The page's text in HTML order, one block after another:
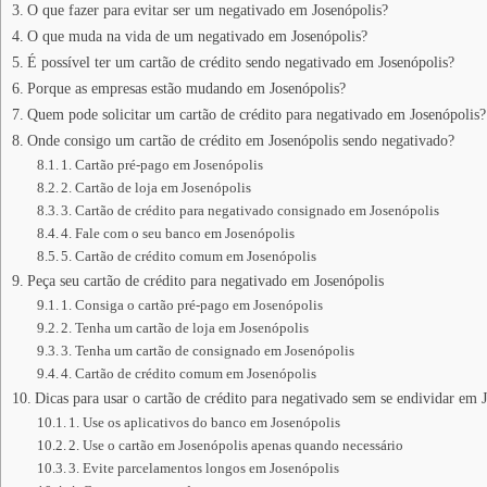
O que fazer para evitar ser um negativado em Josenópolis?
O que muda na vida de um negativado em Josenópolis?
É possível ter um cartão de crédito sendo negativado em Josenópolis?
Porque as empresas estão mudando em Josenópolis?
Quem pode solicitar um cartão de crédito para negativado em Josenópolis?
Onde consigo um cartão de crédito em Josenópolis sendo negativado?
1. Cartão pré-pago em Josenópolis
2. Cartão de loja em Josenópolis
3. Cartão de crédito para negativado consignado em Josenópolis
4. Fale com o seu banco em Josenópolis
5. Cartão de crédito comum em Josenópolis
Peça seu cartão de crédito para negativado em Josenópolis
1. Consiga o cartão pré-pago em Josenópolis
2. Tenha um cartão de loja em Josenópolis
3. Tenha um cartão de consignado em Josenópolis
4. Cartão de crédito comum em Josenópolis
Dicas para usar o cartão de crédito para negativado sem se endividar em
1. Use os aplicativos do banco em Josenópolis
2. Use o cartão em Josenópolis apenas quando necessário
3. Evite parcelamentos longos em Josenópolis